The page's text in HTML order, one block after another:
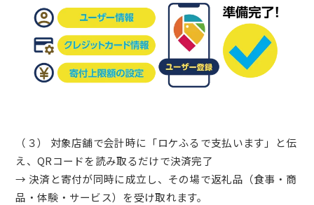
（３） 対象店舗で会計時に「ロケふるで支払います」と伝
え、QRコードを読み取るだけで決済完了
→ 決済と寄付が同時に成立し、その場で返礼品（食事・商
品・体験・サービス）を受け取れます。